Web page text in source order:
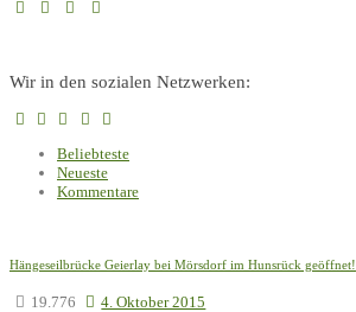
Wir in den sozialen Netzwerken:
Beliebteste
Neueste
Kommentare
Hängeseilbrücke Geierlay bei Mörsdorf im Hunsrück geöffnet!
19.776 4. Oktober 2015